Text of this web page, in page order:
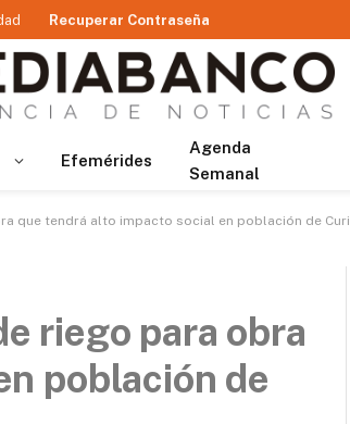
Recuperar Contraseña
Efemérides
Agenda
Semanal
que tendrá alto impacto social en población de
riego para obra
población de